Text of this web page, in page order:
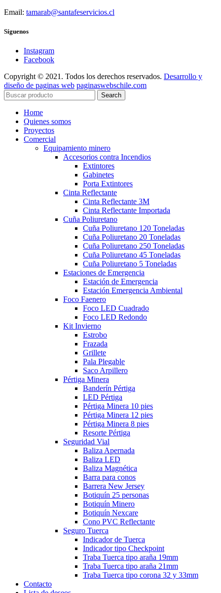
Email: tamarab@santafeservicios.cl
Síguenos
Instagram
Facebook
Copyright © 2021. Todos los derechos reservados. Desarrollo y
diseño de paginas web paginaswebschile.com
Search
Home
Quienes somos
Proyectos
Comercial
Equipamiento minero
Accesorios contra Incendios
Extintores
Gabinetes
Porta Extintores
Cinta Reflectante
Cinta Reflectante 3M
Cinta Reflectante Importada
Cuña Poliuretano
Cuña Poliuretano 120 Toneladas
Cuña Poliuretano 20 Toneladas
Cuña Poliuretano 250 Toneladas
Cuña Poliuretano 45 Toneladas
Cuña Poliuretano 5 Toneladas
Estaciones de Emergencia
Estación de Emergencia
Estación Emergencia Ambiental
Foco Faenero
Foco LED Cuadrado
Foco LED Redondo
Kit Invierno
Estrobo
Frazada
Grillete
Pala Plegable
Saco Arpillero
Pértiga Minera
Banderín Pértiga
LED Pértiga
Pértiga Minera 10 pies
Pértiga Minera 12 pies
Pértiga Minera 8 pies
Resorte Pértiga
Seguridad Vial
Baliza Apernada
Baliza LED
Baliza Magnética
Barra para conos
Barrera New Jersey
Botiquín 25 personas
Botiquín Minero
Botiquín Nexcare
Cono PVC Reflectante
Seguro Tuerca
Indicador de Tuerca
Indicador tipo Checkpoint
Traba Tuerca tipo araña 19mm
Traba Tuerca tipo araña 21mm
Traba Tuerca tipo corona 32 y 33mm
Contacto